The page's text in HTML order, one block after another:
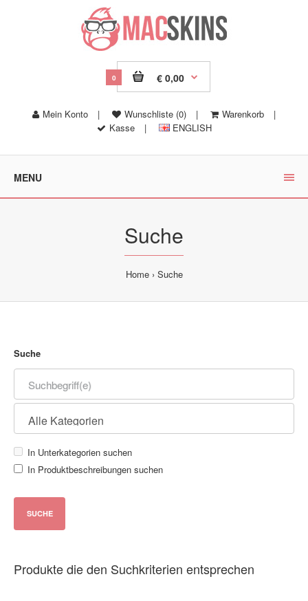
0 € 0,00
Mein Konto | Wunschliste (0) | Warenkorb
|
Kasse
| ENGLISH
MENU
Suche
Home Suche
Suche
In Unterkategorien suchen
In Produktbeschreibungen suchen
Produkte die den Suchkriterien entsprechen